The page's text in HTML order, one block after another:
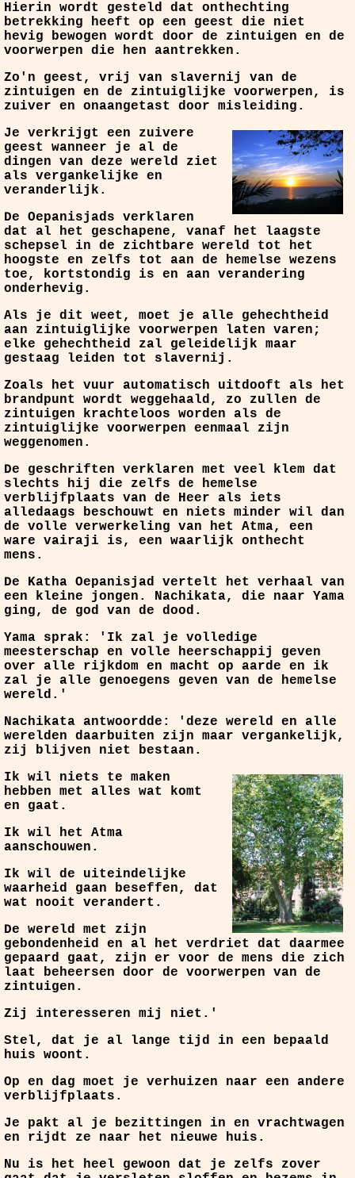
Hierin wordt gesteld dat onthechting
betrekking heeft op een geest die niet
hevig bewogen wordt door de zintuigen en de
voorwerpen die hen aantrekken.
Zo'n geest, vrij van slavernij van de
zintuigen en de zintuiglijke voorwerpen, is
zuiver en onaangetast door misleiding.
Je verkrijgt een zuivere
geest wanneer je al de
dingen van deze wereld ziet
als vergankelijke en
veranderlijk.
De Oepanisjads verklaren
dat al het geschapene, vanaf het laagste
schepsel in de zichtbare wereld tot het
hoogste en zelfs tot aan de hemelse wezens
toe, kortstondig is en aan verandering
onderhevig.
Als je dit weet, moet je alle gehechtheid
aan zintuiglijke voorwerpen laten varen;
elke gehechtheid zal geleidelijk maar
gestaag leiden tot slavernij.
Zoals het vuur automatisch uitdooft als het
brandpunt wordt weggehaald, zo zullen de
zintuigen krachteloos worden als de
zintuiglijke voorwerpen eenmaal zijn
weggenomen.
De geschriften verklaren met veel klem dat
slechts hij die zelfs de hemelse
verblijfplaats van de Heer als iets
alledaags beschouwt en niets minder wil dan
de volle verwerkeling van het Atma, een
ware vairaji is, een waarlijk onthecht
mens.
De Katha Oepanisjad vertelt het verhaal van
een kleine jongen. Nachikata, die naar Yama
ging, de god van de dood.
Yama sprak: 'Ik zal je volledige
meesterschap en volle heerschappij geven
over alle rijkdom en macht op aarde en ik
zal je alle genoegens geven van de hemelse
wereld.'
Nachikata antwoordde: 'deze wereld en alle
werelden daarbuiten zijn maar vergankelijk,
zij blijven niet bestaan.
Ik wil niets te maken
hebben met alles wat komt
en gaat.
Ik wil het Atma
aanschouwen.
Ik wil de uiteindelijke
waarheid gaan beseffen, dat
wat nooit verandert.
De wereld met zijn
gebondenheid en al het verdriet dat daarmee
gepaard gaat, zijn er voor de mens die zich
laat beheersen door de voorwerpen van de
zintuigen.
Zij interesseren mij niet.'
Stel, dat je al lange tijd in een bepaald
huis woont.
Op en dag moet je verhuizen naar een andere
verblijfplaats.
Je pakt al je bezittingen in en vrachtwagen
en rijdt ze naar het nieuwe huis.
Nu is het heel gewoon dat je zelfs zover